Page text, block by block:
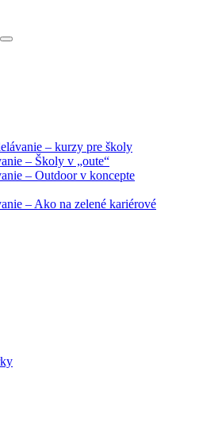
– kurzy pre školy
– Školy v „oute“
– Outdoor v koncepte
– Ako na zelené kariérové